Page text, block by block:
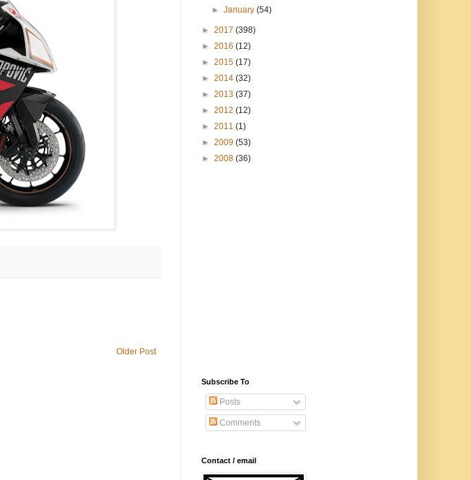
Older Post
►January(54)
► 2017 (398)
► 2016 (12)
► 2015 (17)
► 2014 (32)
► 2013 (37)
► 2012 (12)
► 2011 (1)
► 2009 (53)
► 2008 (36)
Subscribe To
Posts
Comments
Contact / email